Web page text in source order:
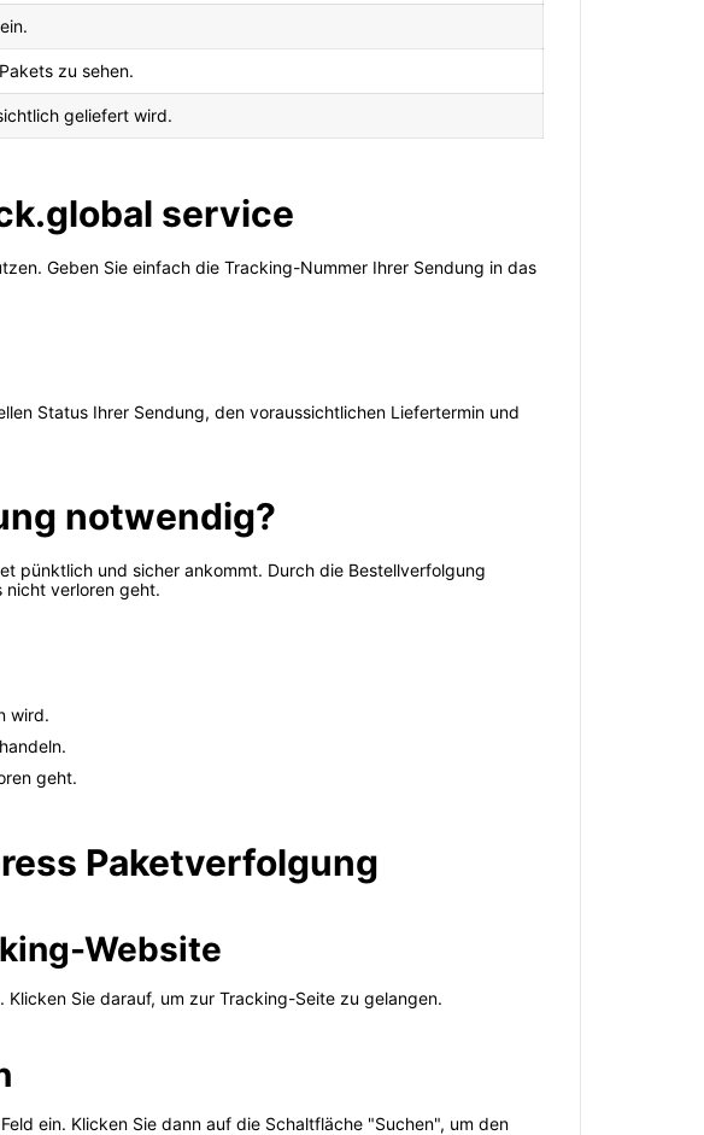
zu sehen.
geliefert wird.
service
Geben Sie einfach die Tracking-Nummer Ihrer Sendung in das
Status Ihrer Sendung, den voraussichtlichen Liefertermin und
notwendig?
pünktlich und sicher ankommt. Durch die Bestellverfolgung
nicht verloren geht.
wird.
geht.
Paketverfolgung
Website
Sie darauf, um zur Tracking-Seite zu gelangen.
ein. Klicken Sie dann auf die Schaltfläche "Suchen", um den